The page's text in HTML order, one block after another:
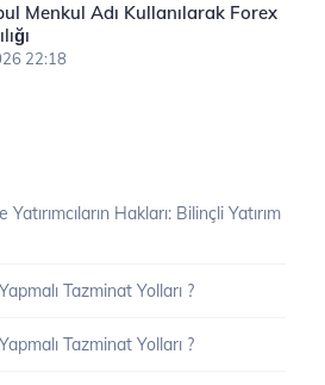
Menkul Adı Kullanılarak Forex
22:18
Yatırımcıların Hakları: Bilinçli Yatırım
Tazminat Yolları ?
Tazminat Yolları ?